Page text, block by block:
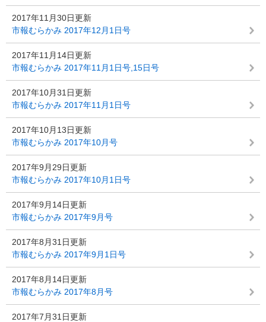
2017年11月30日更新
市報むらかみ 2017年12月1日号
2017年11月14日更新
市報むらかみ 2017年11月1日号,15日号
2017年10月31日更新
市報むらかみ 2017年11月1日号
2017年10月13日更新
市報むらかみ 2017年10月号
2017年9月29日更新
市報むらかみ 2017年10月1日号
2017年9月14日更新
市報むらかみ 2017年9月号
2017年8月31日更新
市報むらかみ 2017年9月1日号
2017年8月14日更新
市報むらかみ 2017年8月号
2017年7月31日更新